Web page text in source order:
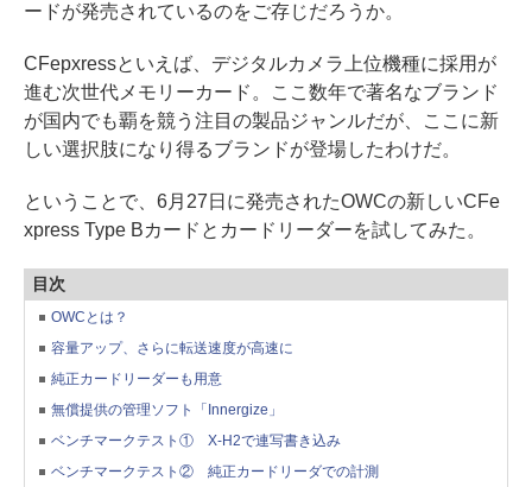
ードが発売されているのをご存じだろうか。
CFepxressといえば、デジタルカメラ上位機種に採用が
進む次世代メモリーカード。ここ数年で著名なブランド
が国内でも覇を競う注目の製品ジャンルだが、ここに新
しい選択肢になり得るブランドが登場したわけだ。
ということで、6月27日に発売されたOWCの新しいCFe
xpress Type Bカードとカードリーダーを試してみた。
目次
OWCとは？
容量アップ、さらに転送速度が高速に
純正カードリーダーも用意
無償提供の管理ソフト「Innergize」
ベンチマークテスト① X-H2で連写書き込み
ベンチマークテスト② 純正カードリーダでの計測